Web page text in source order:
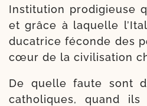
Institution pro­di­gieuse
et grâce à laquelle
du­ca­trice féconde des
cœur de la civi­li­sa­tion
De quelle faute sont
catho­liques, quand